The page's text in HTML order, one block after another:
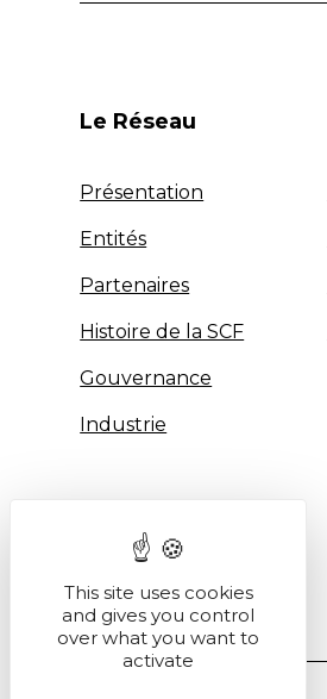
Le Réseau
Présentation
Entités
Partenaires
Histoire de la SCF
Gouvernance
Industrie
This site uses cookies
and gives you control
over what you want to
activate